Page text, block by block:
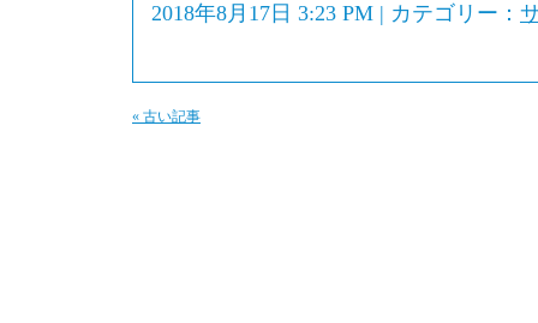
2018年8月17日 3:23 PM | カテゴリー：
« 古い記事